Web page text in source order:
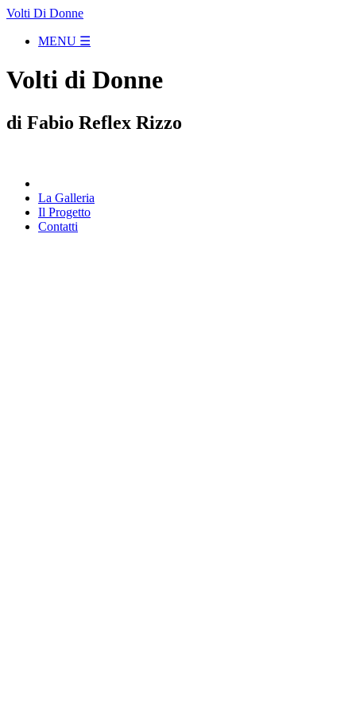
Volti Di Donne
MENU ☰
Volti di Donne
di Fabio Reflex Rizzo
La Galleria
Il Progetto
Contatti